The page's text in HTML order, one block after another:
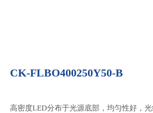
CK-FLBO400250Y50-B
高密度LED分布于光源底部，均匀性好，